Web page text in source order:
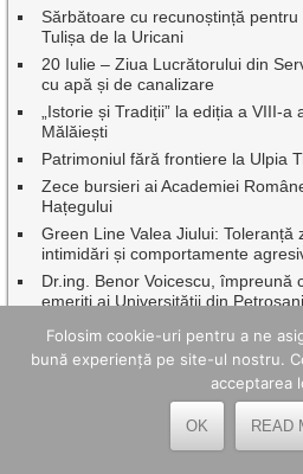
Sărbătoare cu recunoștință
Tulișa de la Uricani
20 Iulie – Ziua Lucrătorului din
cu apă și de canalizare
„Istorie și Tradiții” la ediția a VIII-
Mălăiești
Patrimoniul fără frontiere la Ulpia
Zece bursieri ai Academiei
Hațegului
Green Line Valea Jiului: Toleranță
intimidări și comportamente
Dr.ing. Benor Voicescu, împreună
emeriți ai Universității din
Continuă asfaltările, pe mai multe
Corvinul Hunedoara revine în
Vacanțe școlare 2026-2027:
Folosim cookie-uri pentru a ne
bună experiență pe site-ul nostru.
acceptarea
OK READ